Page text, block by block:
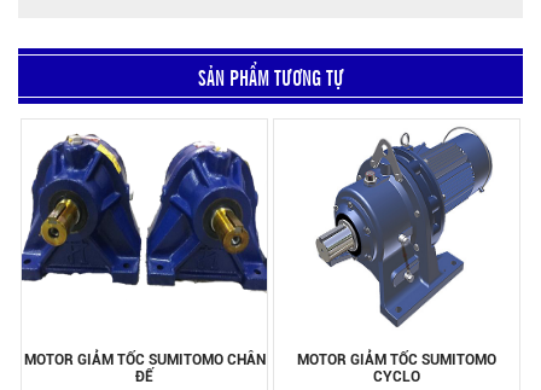
SẢN PHẨM TƯƠNG TỰ
MOTOR GIẢM TỐC SUMITOMO CHÂN
ĐẾ
MOTOR GIẢM TỐC SUMITOMO
CYCLO